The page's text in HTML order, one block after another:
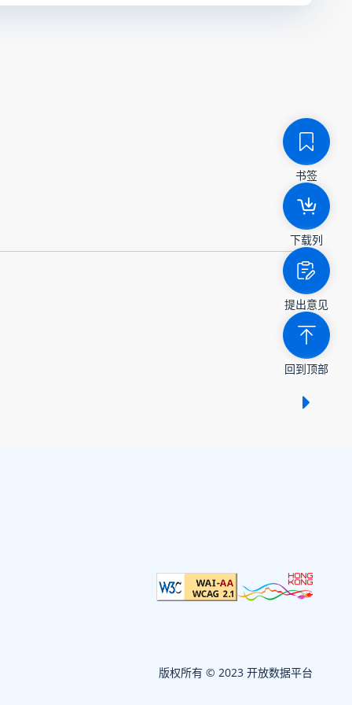
书签
下载列
提出意见
回到顶部
版权所有 © 2023 开放数据平台